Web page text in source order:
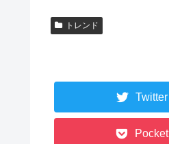
トレンド
Twitter
Pocket